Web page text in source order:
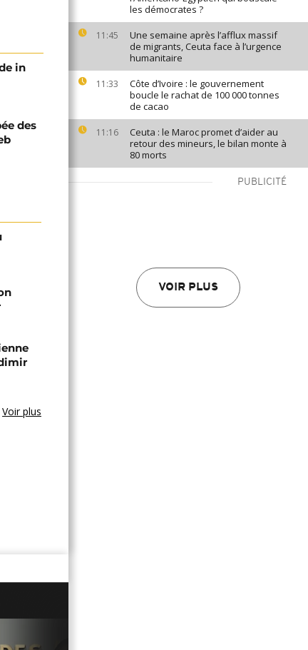
les démocrates ?
11:45
Une semaine après l’afflux massif
de migrants, Ceuta face à l’urgence
humanitaire
11:33
Côte d’Ivoire : le gouvernement
boucle le rachat de 100 000 tonnes
de cacao
11:16
Ceuta : le Maroc promet d’aider au
retour des mineurs, le bilan monte à
80 morts
PUBLICITÉ
VOIR PLUS
in
des
Voir plus